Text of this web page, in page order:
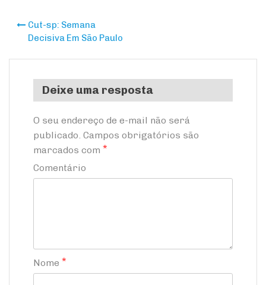
Navegação
de
Post
Cut-sp: Semana
Decisiva Em São Paulo
Deixe uma resposta
O seu endereço de e-mail não será
publicado. Campos obrigatórios são
marcados com *
Comentário
Nome *